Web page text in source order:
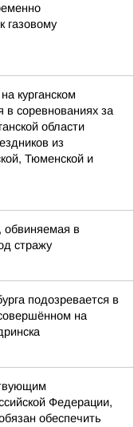
газовому
курганском
в соревнованиях за
области
из
Тюменской и
в
стражу
подозревается в
на
Федерации,
обеспечить